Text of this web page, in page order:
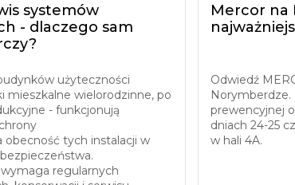
systemów
- dlaczego sam
użyteczności
mieszkalne wielorodzinne, po
- funkcjonują
obecność tych instalacji w
regularnych
Mercor na
Odwiedź
Norymberdze.
prewencyjnej
dniach 24-25
w hali 4A.